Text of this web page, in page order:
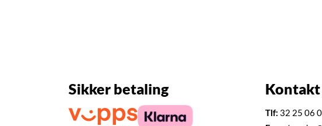
Sikker betaling Kontakt
Tlf: 32 25 06